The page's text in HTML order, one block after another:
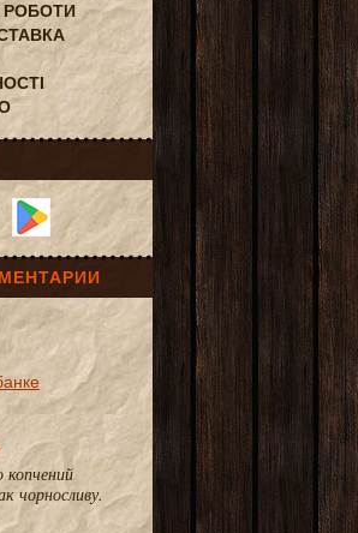
РОБОТИ
копчений
чорносливу.